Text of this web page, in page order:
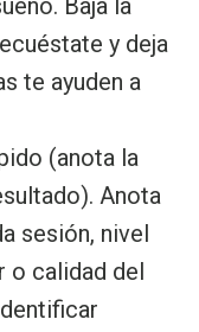
Baja la
y deja
te ayuden a
(anota la
Anota
sesión, nivel
o calidad del